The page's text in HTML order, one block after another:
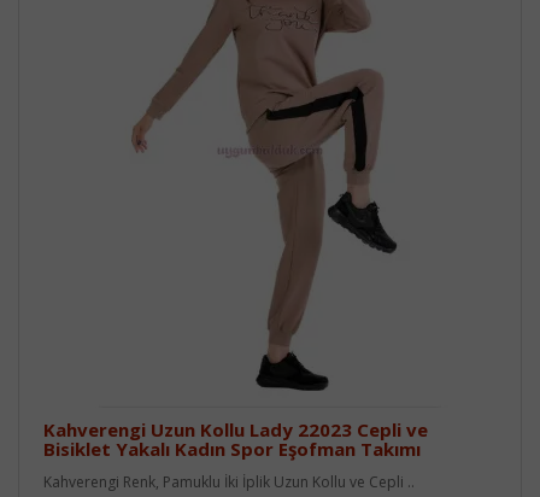
Kahverengi Uzun Kollu Lady 22023 Cepli ve
Bisiklet Yakalı Kadın Spor Eşofman Takımı
Kahverengi Renk, Pamuklu İki İplik Uzun Kollu ve Cepli ..